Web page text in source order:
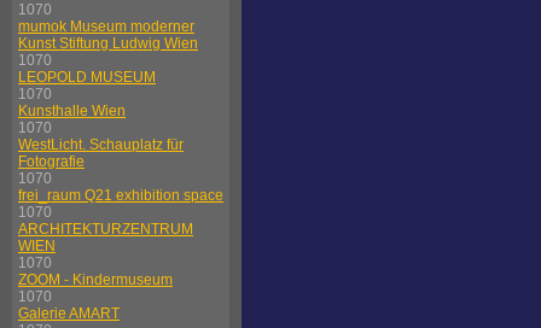
1070
mumok Museum moderner
Kunst Stiftung Ludwig Wien
1070
LEOPOLD MUSEUM
1070
Kunsthalle Wien
1070
WestLicht. Schauplatz für
Fotografie
1070
frei_raum Q21 exhibition space
1070
ARCHITEKTURZENTRUM
WIEN
1070
ZOOM - Kindermuseum
1070
Galerie AMART